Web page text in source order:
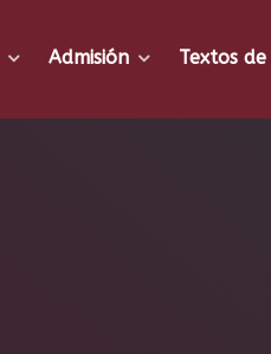
Admisión Textos